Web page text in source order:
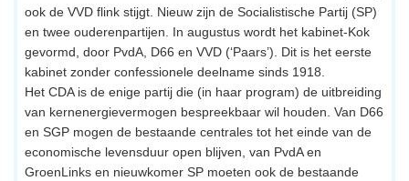
ook de VVD flink stijgt. Nieuw zijn de Socialistische Partij (SP)
en twee ouderenpartijen. In augustus wordt het kabinet-Kok
gevormd, door PvdA, D66 en VVD (‘Paars’). Dit is het eerste
kabinet zonder confessionele deelname sinds 1918.
Het CDA is de enige partij die (in haar program) de uitbreiding
van kernenergievermogen bespreekbaar wil houden. Van D66
en SGP mogen de bestaande centrales tot het einde van de
economische levensduur open blijven, van PvdA en
GroenLinks en nieuwkomer SP moeten ook de bestaande